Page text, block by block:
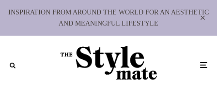
INSPIRATION FROM AROUND THE WORLD FOR AN AESTHETIC
AND MEANINGFUL LIFESTYLE